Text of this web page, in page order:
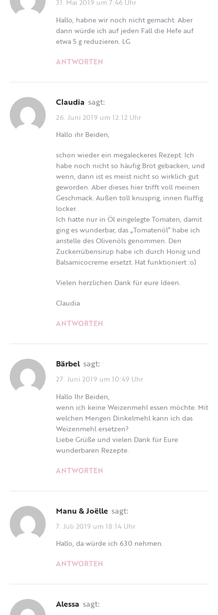
31. Mai 2019 um 7:46 Uhr
Hallo, habne wir noch nicht gemacht. Aber
dann würde ich auf jeden Fall die Hefe auf
etwa 5 g reduzieren. LG
ANTWORTEN
Claudia sagt:
26. Juni 2019 um 12:12 Uhr
Hallo ihr Beiden,
schon wieder ein megaleckeres Rezept. Ich
habe noch nicht so häufig Brot gebacken, und
wenn, dann ist es meist nicht so wirklich gut
geworden. Aber dieses hier trifft voll meinen
Geschmack. Außen toll knusprig, innen fluffig
locker.
Ich hatte nur in Öl eingelegte Tomaten, damit
ging es wunderbar, das „Tomatenöl“ habe ich
anstelle des Olivenöls genommen. Den
Zuckerrübensirup habe ich durch Honig und
Balsamicocreme ersetzt. Hat funktioniert :o)
Vielen herzlichen Dank für eure Ideen.
Claudia
ANTWORTEN
Bärbel sagt:
27. Juni 2019 um 10:49 Uhr
Hallo Ihr Beiden,
wenn ich keine Weizenmehl essen möchte. Mit
welchen Mengen Dinkelmehl kann ich das
Weizenmehl ersetzen?
Liebe Grüße und vielen Dank für Eure
wunderbaren Rezepte.
ANTWORTEN
Manu & Joëlle sagt:
7. Juli 2019 um 18:14 Uhr
Hallo, da würde ich 630 nehmen.
ANTWORTEN
Alessa sagt: